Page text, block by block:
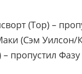
(Тор) –
(Сэм Уилсон/
пропустил Фазу